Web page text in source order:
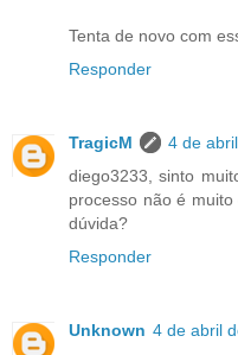
Tenta de novo com
Responder
TragicM
4 de
diego3233, sinto
processo não é
dúvida?
Responder
Unknown 4 de abril